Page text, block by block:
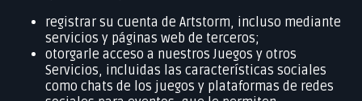
registrar su cuenta de Artstorm, incluso mediante
servicios y páginas web de terceros;
otorgarle acceso a nuestros Juegos y otros
Servicios, incluidas las características sociales
como chats de los juegos y plataformas de redes